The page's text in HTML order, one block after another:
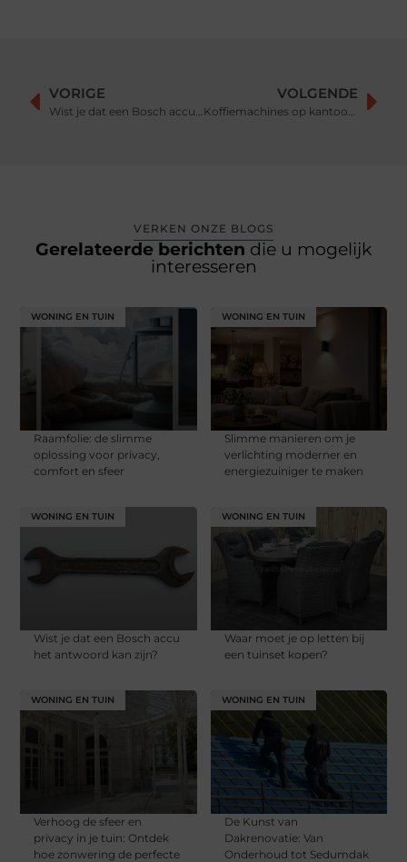
VORIGE
Wist je dat een Bosch accu het antwoord kan zijn?
VOLGENDE
Koffiemachines op kantoor: onmisbaar voor een moderne werkplek
VERKEN ONZE BLOGS
Gerelateerde berichten die u mogelijk
interesseren
WONING EN TUIN
Raamfolie: de slimme
oplossing voor privacy,
comfort en sfeer
WONING EN TUIN
Slimme manieren om je
verlichting moderner en
energiezuiniger te maken
WONING EN TUIN
Wist je dat een Bosch accu
het antwoord kan zijn?
WONING EN TUIN
Waar moet je op letten bij
een tuinset kopen?
WONING EN TUIN
Verhoog de sfeer en
privacy in je tuin: Ontdek
hoe zonwering de perfecte
WONING EN TUIN
De Kunst van
Dakrenovatie: Van
Onderhoud tot Sedumdak